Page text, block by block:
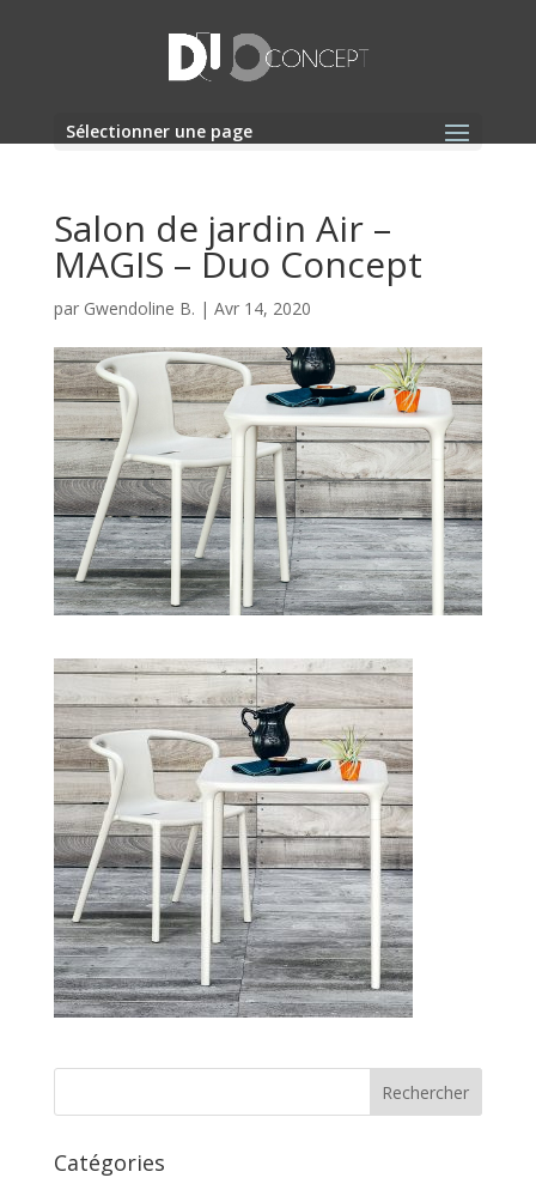
Sélectionner une page
Salon de jardin Air –
MAGIS – Duo Concept
par Gwendoline B. | Avr 14, 2020
Catégories